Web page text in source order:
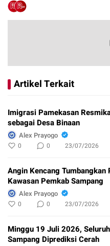
Artikel Terkait
Imigrasi Pamekasan
sebagai Desa Binaan
Alex Prayogo
0 0 23/07/2026
Angin Kencang Tumbangkan
Kawasan Pemkab Sampang
Alex Prayogo
0 0 23/07/2026
Minggu 19 Juli 2026,
Sampang Diprediksi Cerah